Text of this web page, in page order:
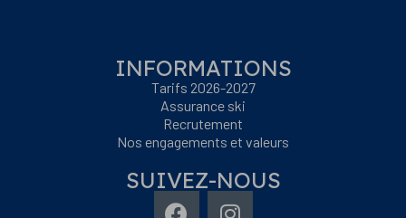
INFORMATIONS
Tarifs 2026-2027
Assurance ski
Recrutement
Nos engagements et valeurs
SUIVEZ-NOUS